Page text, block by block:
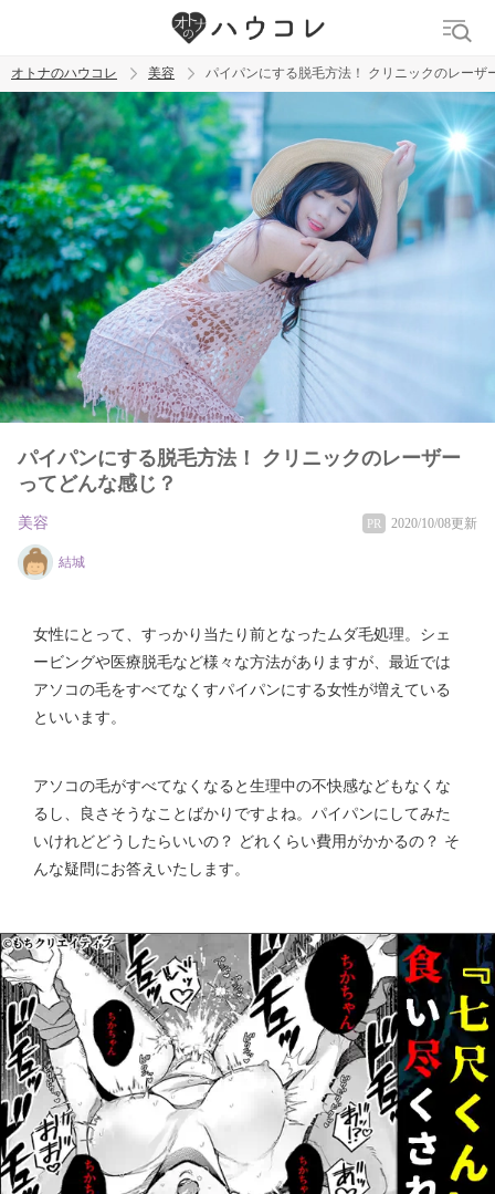
トレンド ワード
イビサクリーム デリケートゾーン アンダーヘア ニオイケア
女性向け風俗
オトナのハウコレ 美容 パイパンにする脱毛方法！ クリニックのレーザ
パイパンにする脱毛方法！ クリニックのレーザー
ってどんな感じ？
美容 PR 2020/10/08更新
結城
女性にとって、すっかり当たり前となったムダ毛処理。シェ
ービングや医療脱毛など様々な方法がありますが、最近では
アソコの毛をすべてなくすパイパンにする女性が増えている
といいます。
アソコの毛がすべてなくなると生理中の不快感などもなくな
るし、良さそうなことばかりですよね。パイパンにしてみた
いけれどどうしたらいいの？ どれくらい費用がかかるの？ そ
んな疑問にお答えいたします。